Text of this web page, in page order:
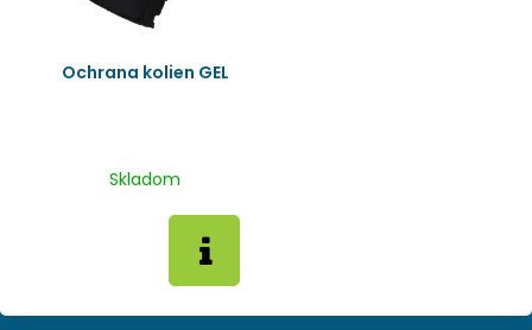
Ochrana kolien GEL
Skladom